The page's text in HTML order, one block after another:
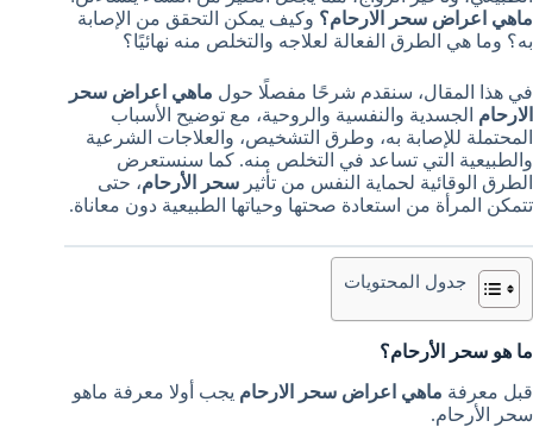
ماهي اعراض سحر الارحام؟ وكيف يمكن التحقق من الإصابة
به؟ وما هي الطرق الفعالة لعلاجه والتخلص منه نهائيًا؟
في هذا المقال، سنقدم شرحًا مفصلًا حول ماهي اعراض سحر
الارحام الجسدية والنفسية والروحية، مع توضيح الأسباب
المحتملة للإصابة به، وطرق التشخيص، والعلاجات الشرعية
والطبيعية التي تساعد في التخلص منه. كما سنستعرض
الطرق الوقائية لحماية النفس من تأثير سحر الأرحام، حتى
تتمكن المرأة من استعادة صحتها وحياتها الطبيعية دون معاناة.
جدول المحتويات
ما هو سحر الأرحام؟
قبل معرفة ماهي اعراض سحر الارحام يجب أولا معرفة ماهو
سحر الأرحام.